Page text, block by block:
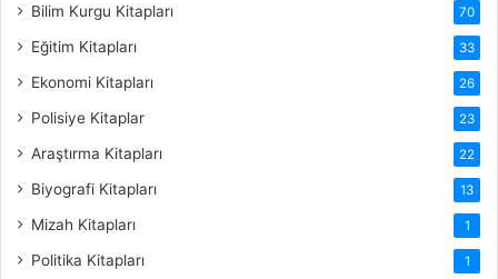
Bilim Kurgu Kitapları 70
Eğitim Kitapları 33
Ekonomi Kitapları 26
Polisiye Kitaplar 23
Araştırma Kitapları 22
Biyografi Kitapları 13
Mizah Kitapları 1
Politika Kitapları 1